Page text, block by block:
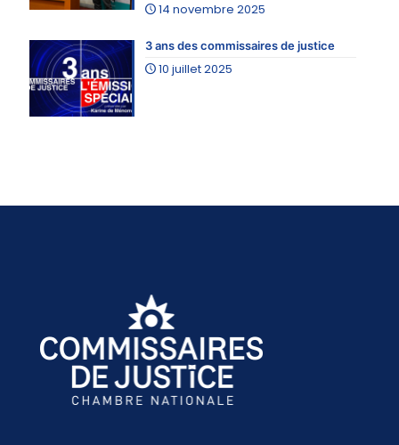
14 novembre 2025
3 ans des commissaires de justice
10 juillet 2025